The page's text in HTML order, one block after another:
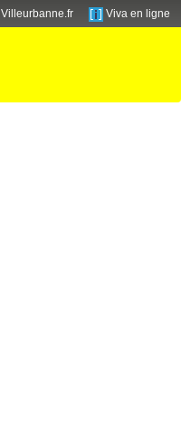
Villeurbanne.fr Viva en ligne